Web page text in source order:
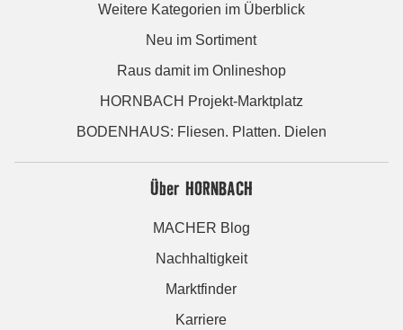
Weitere Kategorien im Überblick
Neu im Sortiment
Raus damit im Onlineshop
HORNBACH Projekt-Marktplatz
BODENHAUS: Fliesen. Platten. Dielen
Über HORNBACH
MACHER Blog
Nachhaltigkeit
Marktfinder
Karriere